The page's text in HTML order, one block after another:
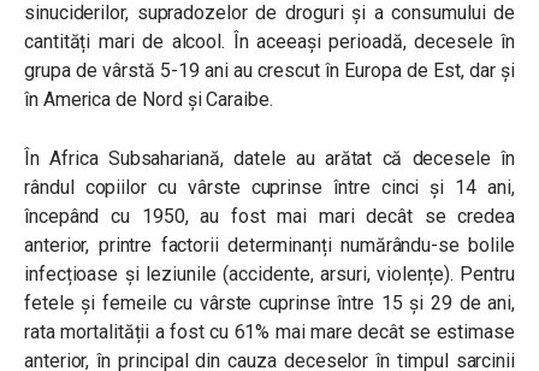
sinuciderilor, supradozelor de droguri și a consumului de
cantități mari de alcool. În aceeași perioadă, decesele în
grupa de vârstă 5-19 ani au crescut în Europa de Est, dar și
în America de Nord și Caraibe.
În Africa Subsahariană, datele au arătat că decesele în
rândul copiilor cu vârste cuprinse între cinci și 14 ani,
începând cu 1950, au fost mai mari decât se credea
anterior, printre factorii determinanți numărându-se bolile
infecțioase și leziunile (accidente, arsuri, violențe). Pentru
fetele și femeile cu vârste cuprinse între 15 și 29 de ani,
rata mortalității a fost cu 61% mai mare decât se estimase
anterior, în principal din cauza deceselor în timpul sarcinii